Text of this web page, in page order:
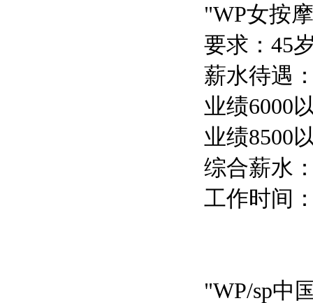
"WP女按
要求：45
薪水待遇
业绩6000
业绩8500
综合薪水
工作时间
"WP/sp中